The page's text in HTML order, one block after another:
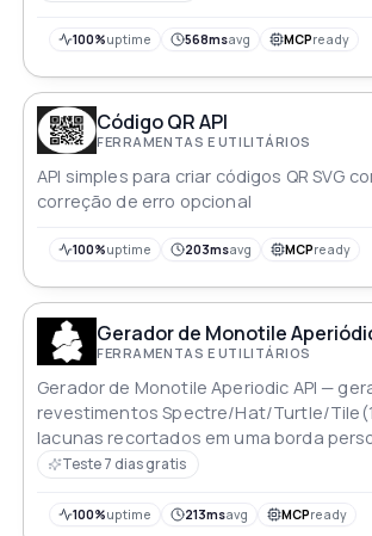
fácil de usar e está disponível para
100%uptime 568msavg MCPready
Código QR API
FERRAMENTAS E UTILITÁRIOS
API simples para criar códigos QR SVG
correção de erro opcional
100%uptime 203msavg MCPready
Gerador de Monotile
FERRAMENTAS E UTILITÁRIOS
Gerador de Monotile Aperiodic API —
revestimentos Spectre/Hat/Turtle/
lacunas recortados em uma borda
(círculo, retângulo, quadrado, triângulo,
Teste 7 dias gratis
100%uptime 213msavg MCPready